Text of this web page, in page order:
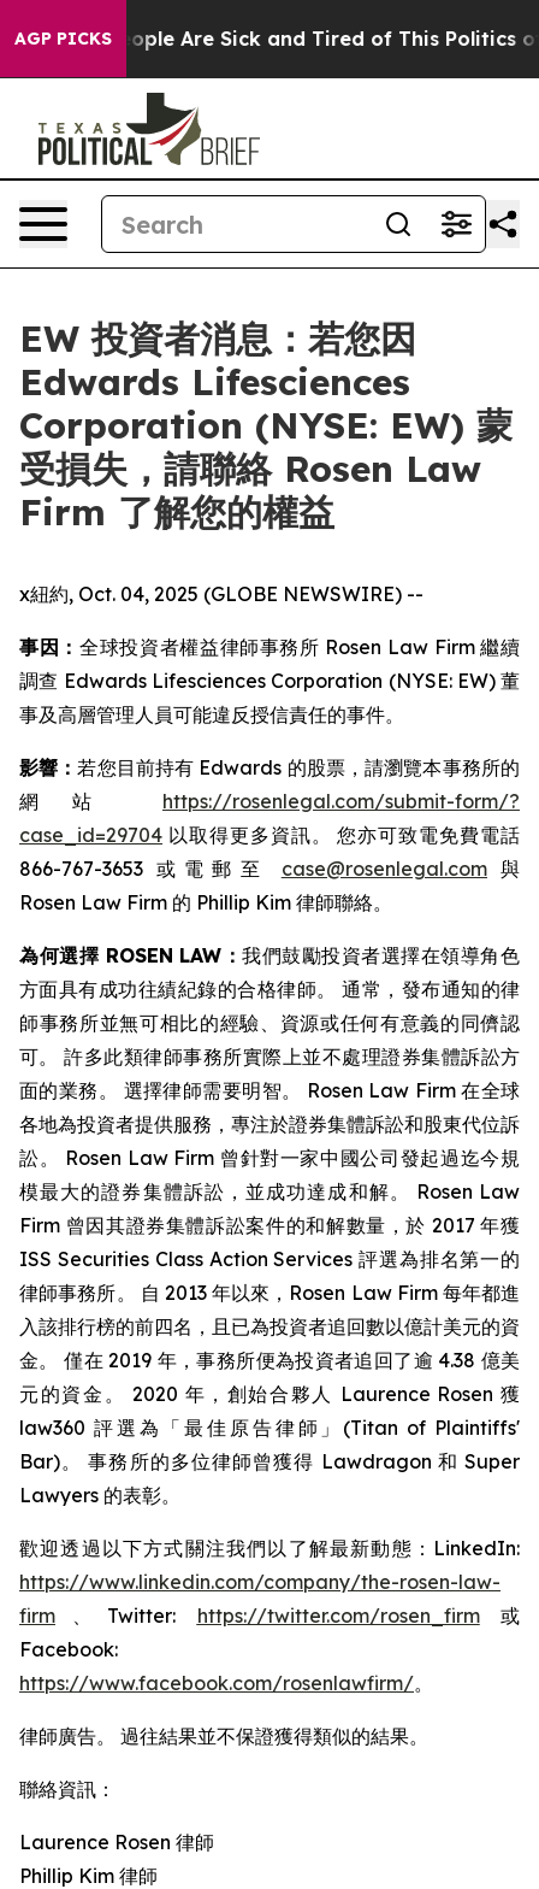
AGP PICKS
Win: “People Are Sick and Tired of This Politics of
EW 投資者消息：若您因
Edwards Lifesciences
Corporation (NYSE: EW) 蒙
受損失，請聯絡 Rosen Law
Firm 了解您的權益
x紐約, Oct. 04, 2025 (GLOBE NEWSWIRE) --
事因： 全球投資者權益律師事務所 Rosen Law Firm 繼續
調查 Edwards Lifesciences Corporation (NYSE: EW) 董
事及高層管理人員可能違反授信責任的事件。
影響：若您目前持有 Edwards 的股票，請瀏覽本事務所的
網站 https://rosenlegal.com/submit-form/?
case_id=29704 以取得更多資訊。 您亦可致電免費電話
866-767-3653 或電郵至 case@rosenlegal.com與
Rosen Law Firm 的 Phillip Kim 律師聯絡。
為何選擇 ROSEN LAW：我們鼓勵投資者選擇在領導角色
方面具有成功往績紀錄的合格律師。 通常，發布通知的律
師事務所並無可相比的經驗、資源或任何有意義的同儕認
可。 許多此類律師事務所實際上並不處理證券集體訴訟方
面的業務。 選擇律師需要明智。 Rosen Law Firm 在全球
各地為投資者提供服務，專注於證券集體訴訟和股東代位訴
訟。 Rosen Law Firm 曾針對一家中國公司發起過迄今規
模最大的證券集體訴訟，並成功達成和解。 Rosen Law
Firm 曾因其證券集體訴訟案件的和解數量，於 2017 年獲
ISS Securities Class Action Services 評選為排名第一的
律師事務所。 自 2013 年以來，Rosen Law Firm 每年都進
入該排行榜的前四名，且已為投資者追回數以億計美元的資
金。 僅在 2019 年，事務所便為投資者追回了逾 4.38 億美
元的資金。 2020 年，創始合夥人 Laurence Rosen 獲
law360 評選為「最佳原告律師」(Titan of Plaintiffs'
Bar)。 事務所的多位律師曾獲得 Lawdragon 和 Super
Lawyers 的表彰。
歡迎透過以下方式關注我們以了解最新動態：LinkedIn:
https://www.linkedin.com/company/the-rosen-law-
firm 、Twitter: https://twitter.com/rosen_firm或
Facebook:
https://www.facebook.com/rosenlawfirm/。
律師廣告。 過往結果並不保證獲得類似的結果。
聯絡資訊：
Laurence Rosen 律師
Phillip Kim 律師